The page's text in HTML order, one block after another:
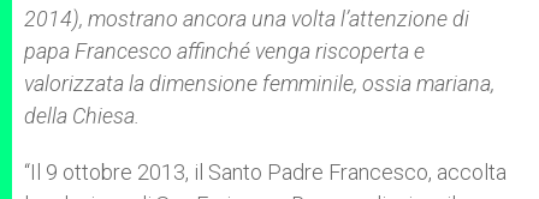
2014), mostrano ancora una volta l’attenzione di
papa Francesco affinché venga riscoperta e
valorizzata la dimensione femminile, ossia mariana,
della Chiesa.
“Il 9 ottobre 2013, il Santo Padre Francesco, accolta